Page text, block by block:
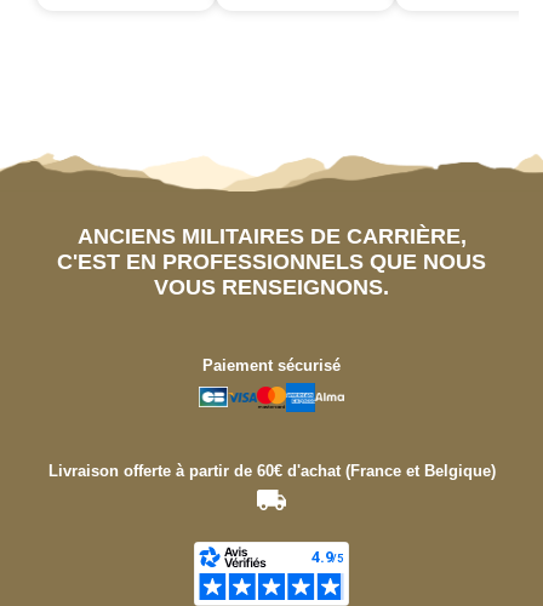
ANCIENS MILITAIRES DE CARRIÈRE,
C'EST EN PROFESSIONNELS QUE NOUS
VOUS RENSEIGNONS.
Paiement sécurisé
Livraison offerte à partir de 60€ d'achat (France et Belgique)